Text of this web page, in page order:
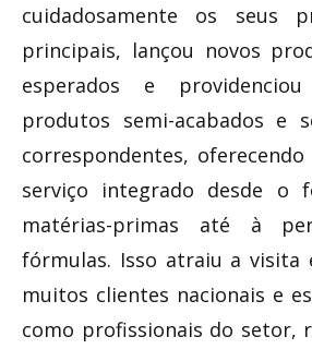
cuidadosamente os seus
principais, lançou novos
esperados e
produtos semi-acabados e
correspondentes,
serviço integrado desde o
matérias-primas até à
fórmulas. Isso atraiu a visita
muitos clientes nacionais e
como profissionais do setor,